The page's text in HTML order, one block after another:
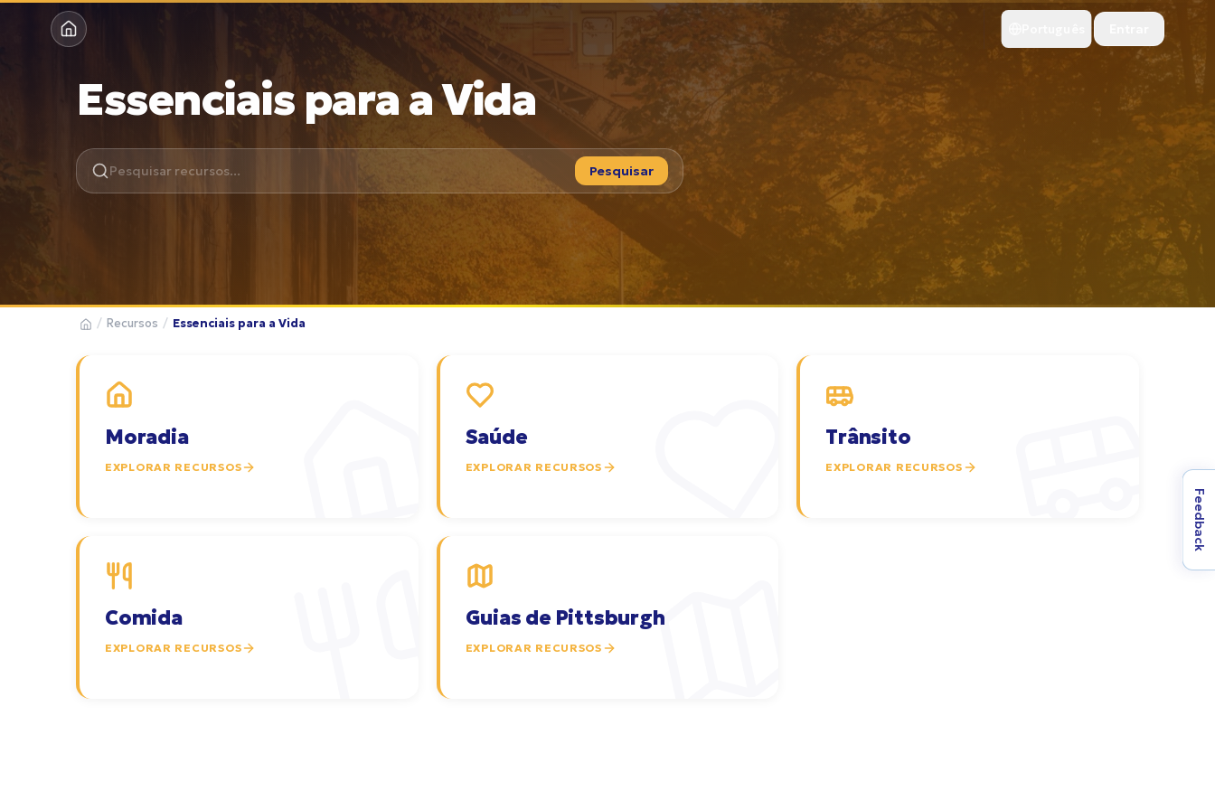
Essenciais para a Vida
Pesquisar
/ Recursos / Essenciais para a Vida
Moradia
EXPLORAR RECURSOS
Saúde
EXPLORAR RECURSOS
Trânsito
EXPLORAR RECURSOS
Comida
EXPLORAR RECURSOS
Guias de Pittsburgh
EXPLORAR RECURSOS
Feedback